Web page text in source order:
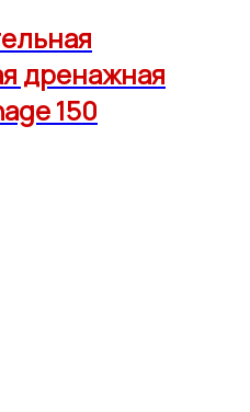
дренажная
150